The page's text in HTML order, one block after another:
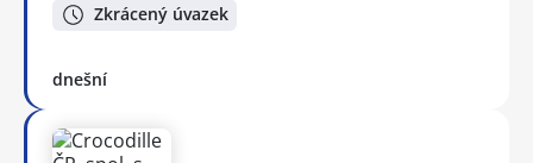
Zkrácený úvazek
dnešní